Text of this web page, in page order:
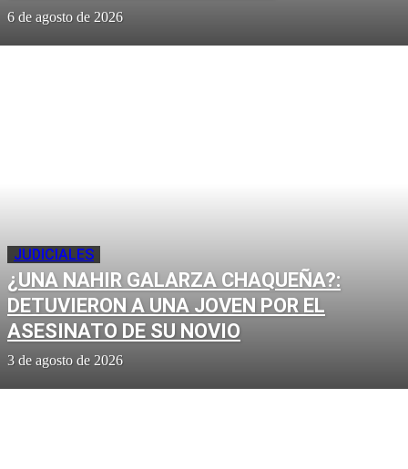
6 de agosto de 2026
JUDICIALES
¿UNA NAHIR GALARZA CHAQUEÑA?:
DETUVIERON A UNA JOVEN POR EL
ASESINATO DE SU NOVIO
3 de agosto de 2026